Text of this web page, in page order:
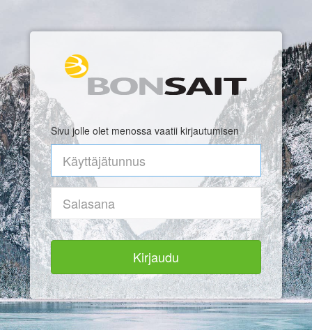
Sivu jolle olet menossa vaatii kirjautumisen
Kirjaudu